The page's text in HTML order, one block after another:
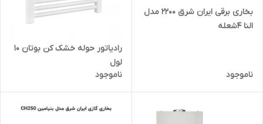
بخاری برقی ایران شرق 2200 مدل
النا 4شعله
ناموجود
رادیاتور حوله خشک کن بوتان 10
لول
ناموجود